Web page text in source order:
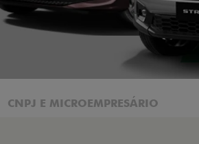
CNPJ E MICROEMPRESÁRIO